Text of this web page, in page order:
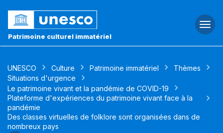
Patrimoine culturel immatériel
UNESCO Culture Patrimoine immatériel
Thèmes
Situations d'urgence
Le patrimoine vivant et la pandémie de COVID-19
Plateforme d'expériences du patrimoine vivant face à la
pandémie
Des classes virtuelles de folklore sont organisées dans de
nombreux pays